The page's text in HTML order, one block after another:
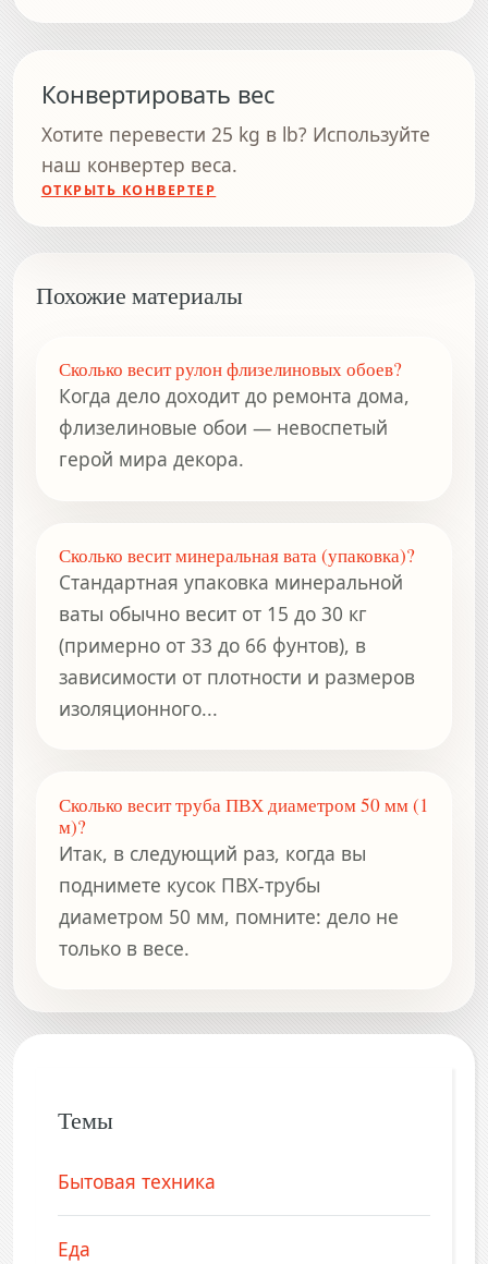
Конвертировать вес
Хотите перевести 25 kg в lb? Используйте
наш конвертер веса.
ОТКРЫТЬ КОНВЕРТЕР
Похожие материалы
Сколько весит рулон флизелиновых обоев?
Когда дело доходит до ремонта дома,
флизелиновые обои — невоспетый
герой мира декора.
Сколько весит минеральная вата (упаковка)?
Стандартная упаковка минеральной
ваты обычно весит от 15 до 30 кг
(примерно от 33 до 66 фунтов), в
зависимости от плотности и размеров
изоляционного...
Сколько весит труба ПВХ диаметром 50 мм (1
м)?
Итак, в следующий раз, когда вы
поднимете кусок ПВХ-трубы
диаметром 50 мм, помните: дело не
только в весе.
Темы
Бытовая техника
Еда